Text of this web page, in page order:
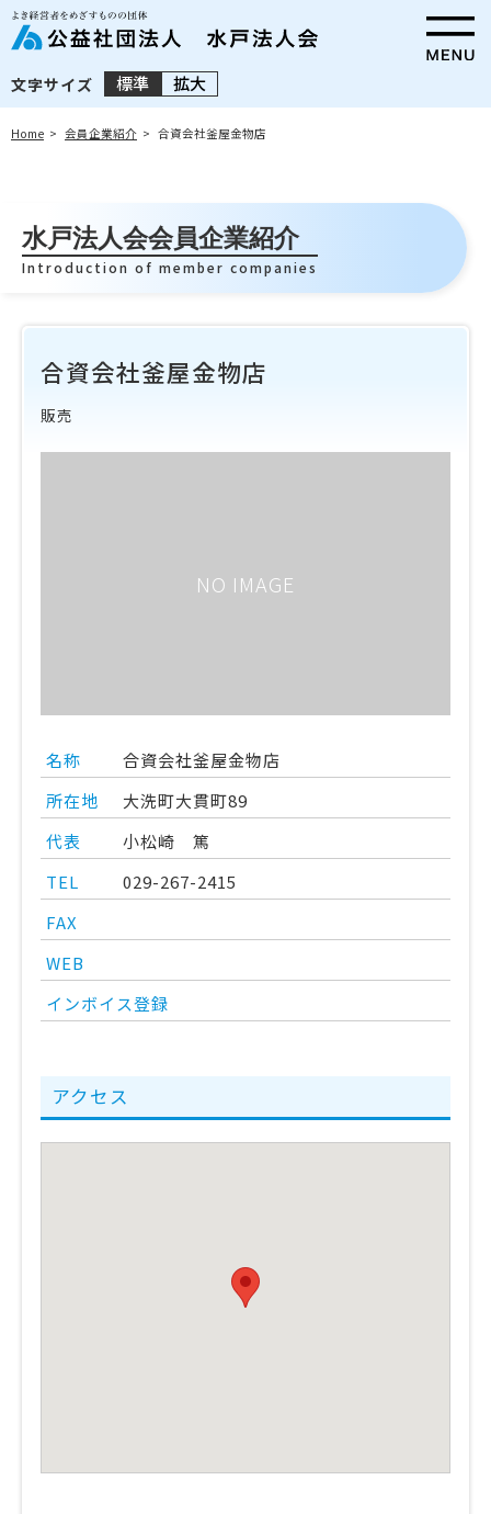
文字サイズ 標準 拡大
Home 会員企業紹介 合資会社釜屋金物店
水戸法人会会員企業紹介
Introduction of member companies
合資会社釜屋金物店
販売
NO IMAGE
名称
合資会社釜屋金物店
所在地
大洗町大貫町89
代表
小松崎 篤
TEL
029-267-2415
FAX
WEB
インボイス登録
アクセス